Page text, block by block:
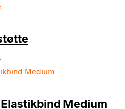
aktuelle
304,00 kr..
Medium